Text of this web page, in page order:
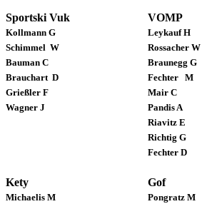
Sportski Vuk VOMP
Kollmann G Leykauf H
Schimmel W Rossacher W
Bauman C
Braunegg G
Brauchart D Fechter M
Grießler F
Mair C
Wagner J
Pandis A
Riavitz E
Richtig G
Fechter D
Kety Gof
Michaelis M Pongratz M